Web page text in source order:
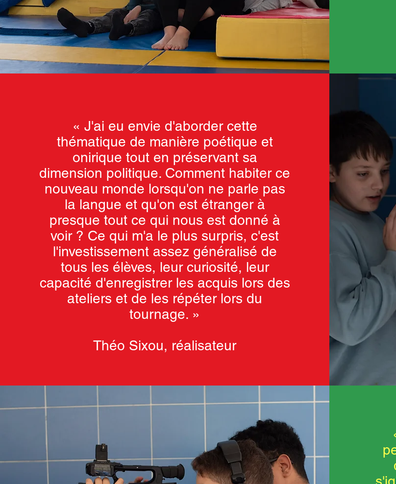
« J'ai eu envie d'aborder cette
thématique de manière poétique et
onirique tout en préservant sa
dimension politique. Comment habiter ce
nouveau monde lorsqu'on ne parle pas
la langue et qu'on est étranger à
presque tout ce qui nous est donné à
voir ? Ce qui m'a le plus surpris, c'est
l'investissement assez généralisé de
tous les élèves, leur curiosité, leur
capacité d'enregistrer les acquis lors des
ateliers et de les répéter lors du
tournage. »
Théo Sixou, réalisateur